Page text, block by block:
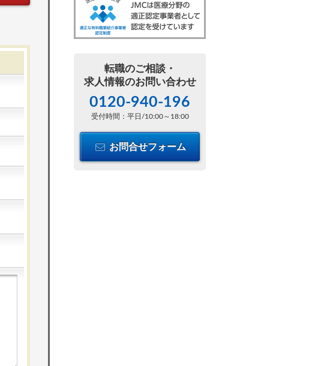
転職のご相談・
求人情報のお問い合わせ
0120-940-196
受付時間：平日/10:00～18:00
お問合せフォーム